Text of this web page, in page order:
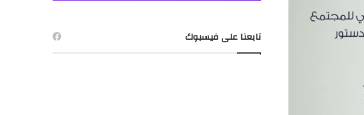
تابعنا على فيسبوك